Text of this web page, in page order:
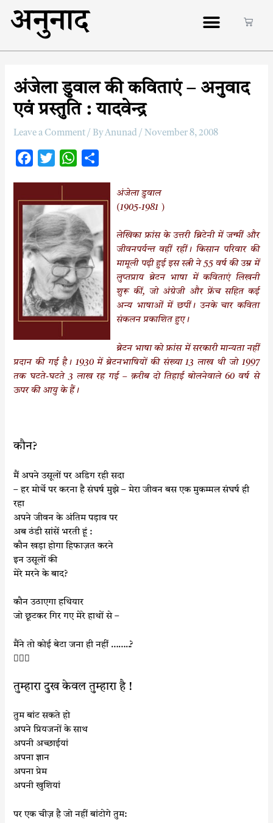
अनुनाद
अंजेला डुवाल की कविताएं – अनुवाद
एवं प्रस्तुति : यादवेन्द्र
Leave a Comment / ByAnunad/November 8, 2008
e
b
o
o
k
t
t
e
r
W
s
A
p
p
अंजेला डुवाल
(1905-1981 )
लेखिका फ्रांस के उत्तरी ब्रिटेनी में जन्मीं और
जीवनपर्यन्त वहीं रहीं। किसान परिवार की
मामूली पढ़ी हुई इस स्त्री ने 55 वर्ष की उम्र में
लुप्तप्राय ब्रेटन भाषा में कविताएं लिखनी
शुरू कीं, जो अंग्रेजी और फ्रेंच सहित कई
अन्य भाषाओं में छपीं। उनके चार कविता
संकलन प्रकाशित हुए।
ब्रेटन भाषा को फ्रांस में सरकारी मान्यता नहीं
प्रदान की गई है। 1930 में ब्रेटनभाषियों की संख्या 13 लाख थी जो 1997
तक घटते-घटते 3 लाख रह गई – क़रीब दो तिहाई बोलनेवाले 60 वर्ष से
ऊपर की आयु के हैं।
कौन?
मैं अपने उसूलों पर अडिग रही सदा
– हर मोर्चे पर करना है संघर्ष मुझे – मेरा जीवन बस एक मुकम्मल संघर्ष ही
रहा
अपने जीवन के अंतिम पड़ाव पर
अब ठंडी सांसें भरती हूं :
कौन खड़ा होगा हिफाज़त करने
इन उसूलों की
मेरे मरने के बाद?
कौन उठाएगा हथियार
जो छूटकर गिर गए मेरे हाथों से –
मैंने तो कोईबेटा जना ही नहीं ……..?

तुम्हारा दुख केवल तुम्हारा है !
तुम बांट सकते हो
अपने प्रियजनों के साथ
अपनी अच्छाईयां
अपना ज्ञान
अपना प्रेम
अपनी खुशियां
पर एक चीज़ है जो नहीं बांटोगे तुम: